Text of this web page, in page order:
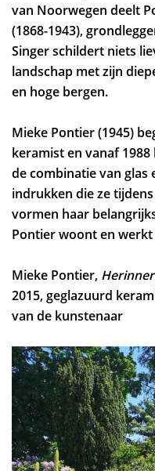
van Noorwegen deelt
(1868-1943),
Singer schildert niets
landschap met zijn
en hoge bergen.
Mieke Pontier (1945)
keramist en vanaf
de combinatie van glas
indrukken die ze
vormen haar
Pontier woont en werkt
Mieke Pontier,
2015, geglazuurd
van de kunstenaar